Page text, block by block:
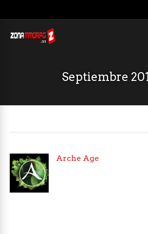
Septiembre
Arche Age